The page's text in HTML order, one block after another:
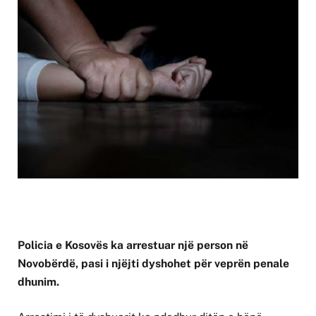
Policia e Kosovës ka arrestuar një person në
Novobërdë, pasi i njëjti dyshohet për veprën penale
dhunim.